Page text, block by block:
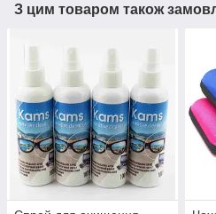
З цим товаром також